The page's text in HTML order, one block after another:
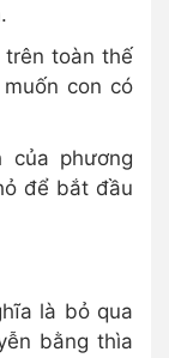
trên toàn thế
con có
của phương
để bắt đầu
là bỏ qua
bằng thìa